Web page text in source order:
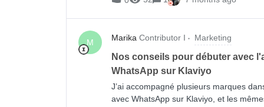
M Marika Contributor I Marketing
Nos conseils pour débuter avec
WhatsApp sur Klaviyo
J’ai accompagné plusieurs marques
avec WhatsApp sur Klaviyo, et les